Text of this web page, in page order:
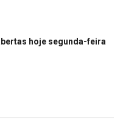
hoje segunda-feira